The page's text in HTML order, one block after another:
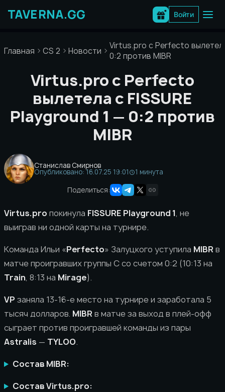
содержимому
Войти
Главная CS 2 Новости
Virtus.pro с Perfecto
0:2 против MIBR
Virtus.pro с Perfecto
вылетела с FISSURE
Playground 1 — 0:2 против
MIBR
Станислав Смирнов
Опубликовано: 16.07.25 19:01
1 минута
Поделиться:
Virtus.pro покинула FISSURE Playground 1, не
выиграв ни одной карты на турнире.
Команда Ильи «Perfecto» Залуцкого уступила MIBR в
матче проигравших группы C со счетом 0:2 (10:13 на
Train, 8:13 на Mirage).
VP заняла 13-16-е место на турнире и заработала 5
тысяч долларов. MIBR в матче за выход в плей-офф
сыграет против проигравшей команды из пары
Astralis — TYLOO.
Состав MIBR:
Состав Virtus.pro: